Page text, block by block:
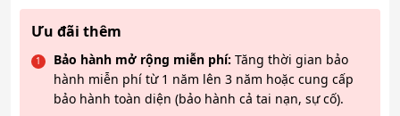
Ưu đãi thêm
Bảo hành mở rộng miễn phí: Tăng thời gian bảo
hành miễn phí từ 1 năm lên 3 năm hoặc cung cấp
bảo hành toàn diện (bảo hành cả tai nạn, sự cố).